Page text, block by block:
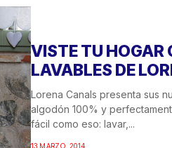
VISTE TU HOGAR
LAVABLES DE
Lorena Canals presenta sus
algodón 100% y
fácil como eso: lavar,...
13 MARZO, 2014